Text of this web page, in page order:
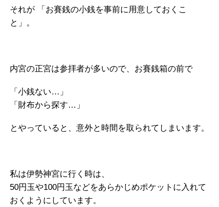
それが 「お賽銭の小銭を事前に用意しておくこ
と」。
内宮の正宮は参拝者が多いので、お賽銭箱の前で
「小銭ない…」
「財布から探す…」
とやっていると、意外と時間を取られてしまいます。
私は伊勢神宮に行く時は、
50円玉や100円玉などをあらかじめポケットに入れて
おくようにしています。